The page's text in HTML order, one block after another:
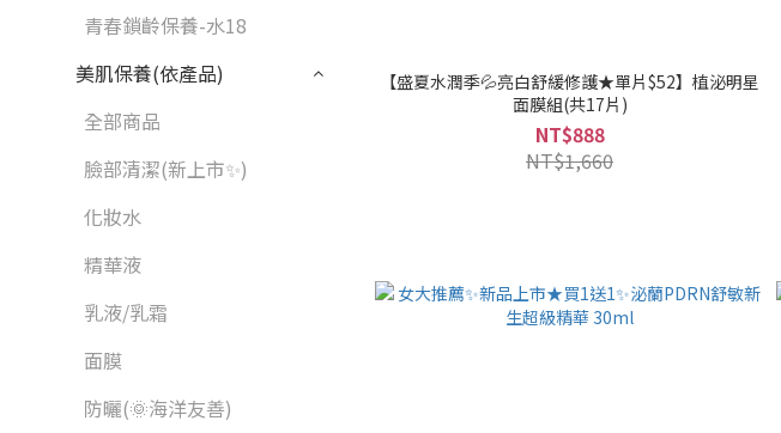
青春鎖齡保養-水18
美肌保養(依產品)
全部商品
臉部清潔(新上市✨)
化妝水
精華液
乳液/乳霜
面膜
防曬(🌞海洋友善)
【盛夏水潤季💦亮白舒緩修護★單片$52】植泌明星
面膜組(共17片)
NT$888
NT$1,660